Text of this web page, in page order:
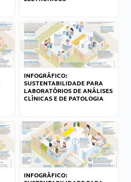
INFOGRÁFICO:
SUSTENTABILIDADE PARA
LABORATÓRIOS DE ANÁLISES
CLÍNICAS E DE PATOLOGIA
INFOGRÁFICO: